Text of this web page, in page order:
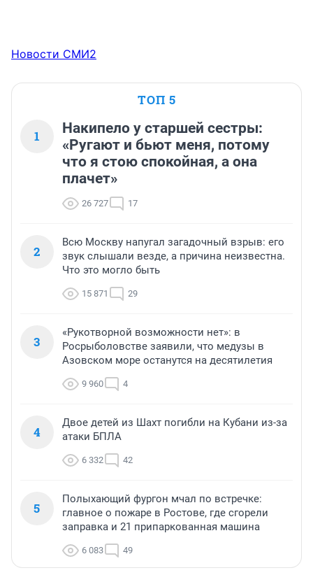
Новости СМИ2
ТОП 5
1
Накипело у старшей сестры:
«Ругают и бьют меня, потому
что я стою спокойная, а она
плачет»
26 727 17
2
Всю Москву напугал загадочный взрыв: его
звук слышали везде, а причина неизвестна.
Что это могло быть
15 871 29
3
«Рукотворной возможности нет»: в
Росрыболовстве заявили, что медузы в
Азовском море останутся на десятилетия
9 960 4
4
Двое детей из Шахт погибли на Кубани из-за
атаки БПЛА
6 332 42
5
Полыхающий фургон мчал по встречке:
главное о пожаре в Ростове, где сгорели
заправка и 21 припаркованная машина
6 083 49